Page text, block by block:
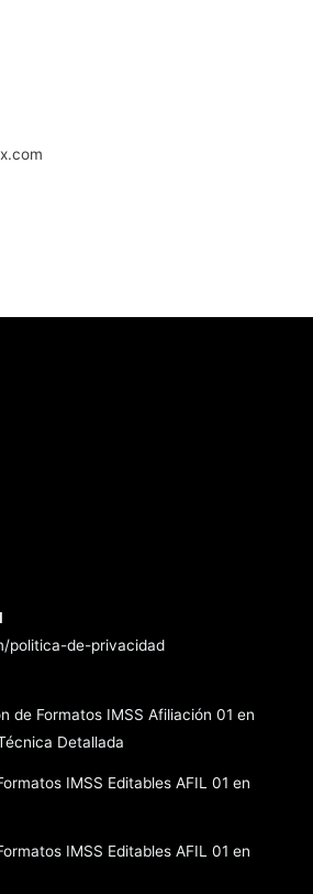
politica-de-privacidad
de Formatos IMSS Afiliación 01 en
Detallada
IMSS Editables AFIL 01 en
IMSS Editables AFIL 01 en